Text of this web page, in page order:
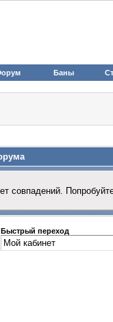
Баны
совпадений.
Быстрый переход